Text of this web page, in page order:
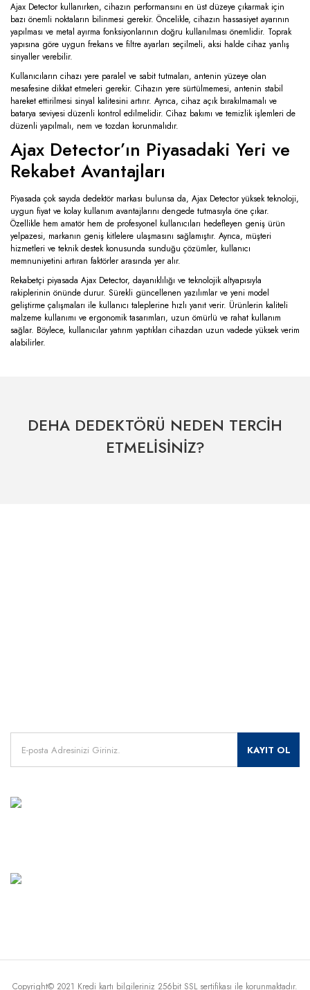
Ajax Detector kullanırken, cihazın performansını en üst düzeye çıkarmak için
bazı önemli noktaların bilinmesi gerekir. Öncelikle, cihazın hassasiyet ayarının
yapılması ve metal ayırma fonksiyonlarının doğru kullanılması önemlidir. Toprak
yapısına göre uygun frekans ve filtre ayarları seçilmeli, aksi halde cihaz yanlış
sinyaller verebilir.
Kullanıcıların cihazı yere paralel ve sabit tutmaları, antenin yüzeye olan
mesafesine dikkat etmeleri gerekir. Cihazın yere sürtülmemesi, antenin stabil
hareket ettirilmesi sinyal kalitesini artırır. Ayrıca, cihaz açık bırakılmamalı ve
batarya seviyesi düzenli kontrol edilmelidir. Cihaz bakımı ve temizlik işlemleri de
düzenli yapılmalı, nem ve tozdan korunmalıdır.
Ajax Detector’ın Piyasadaki Yeri ve
Rekabet Avantajları
Piyasada çok sayıda dedektör markası bulunsa da, Ajax Detector yüksek teknoloji,
uygun fiyat ve kolay kullanım avantajlarını dengede tutmasıyla öne çıkar.
Özellikle hem amatör hem de profesyonel kullanıcıları hedefleyen geniş ürün
yelpazesi, markanın geniş kitlelere ulaşmasını sağlamıştır. Ayrıca, müşteri
hizmetleri ve teknik destek konusunda sunduğu çözümler, kullanıcı
memnuniyetini artıran faktörler arasında yer alır.
Rekabetçi piyasada Ajax Detector, dayanıklılığı ve teknolojik altyapısıyla
rakiplerinin önünde durur. Sürekli güncellenen yazılımlar ve yeni model
geliştirme çalışmaları ile kullanıcı taleplerine hızlı yanıt verir. Ürünlerin kaliteli
malzeme kullanımı ve ergonomik tasarımları, uzun ömürlü ve rahat kullanım
sağlar. Böylece, kullanıcılar yatırım yaptıkları cihazdan uzun vadede yüksek verim
alabilirler.
DEHA DEDEKTÖRÜ NEDEN TERCİH
ETMELİSİNİZ?
KAYIT OL
Copyright© 2021 Kredi kartı bilgileriniz 256bit SSL sertifikası ile korunmaktadır.